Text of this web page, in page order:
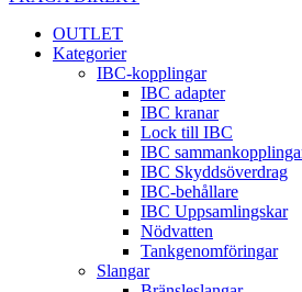
OUTLET
Kategorier
IBC-kopplingar
IBC adapter
IBC kranar
Lock till IBC
IBC
IBC Skyddsöverdrag
IBC-behållare
IBC Uppsamlingskar
Nödvatten
Tankgenomföringar
Slangar